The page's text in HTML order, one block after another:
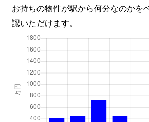
お持ちの物件が駅から何分なのかを
認いただけます。